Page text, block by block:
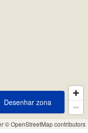
© OpenStreetMap contributors
Desenhar zona
Desenhar zona